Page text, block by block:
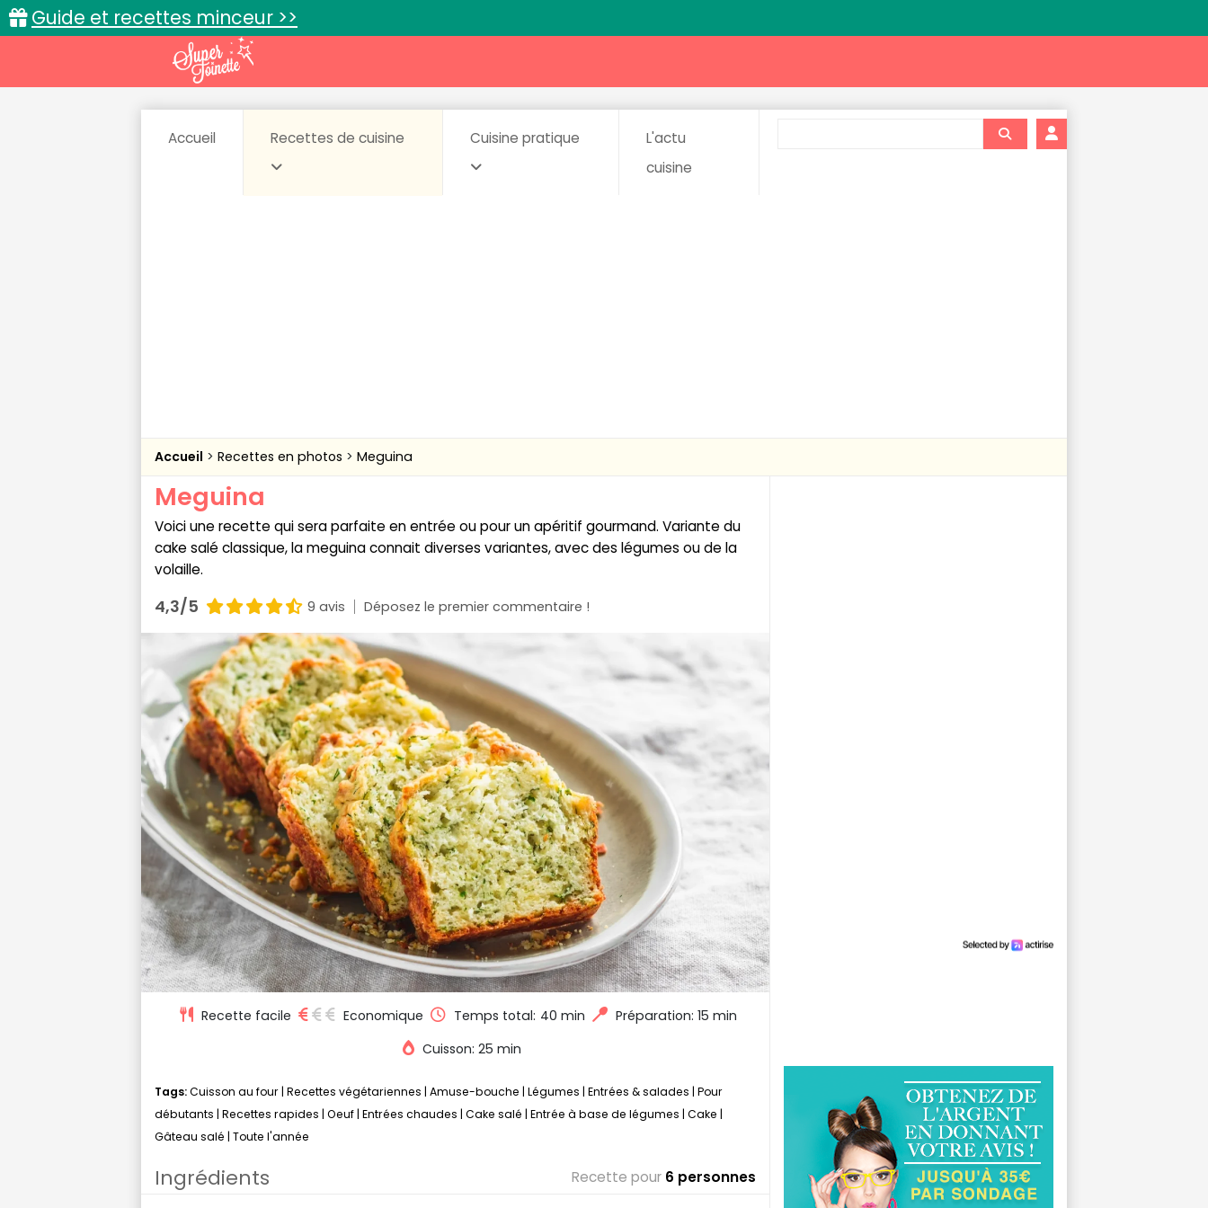
Guide et recettes minceur >>
Accueil Recettes de cuisine Cuisine pratique
L'actu
cuisine
Accueil Recettes en photos Meguina
Meguina
Voici une recette qui sera parfaite en entrée ou pour un apéritif gourmand. Variante du
cake salé classique, la meguina connait diverses variantes, avec des légumes ou de la
volaille.
4,3/5 9 avis Déposez le premier commentaire !
Recette facile Economique Temps total: 40 min
Préparation: 15 min
Cuisson: 25 min
Tags:Cuisson au four | Recettes végétariennes | Amuse-bouche | Légumes | Entrées & salades | Pour
débutants | Recettes rapides | Oeuf | Entrées chaudes | Cake salé | Entrée à base de légumes | Cake |
Gâteau salé | Toute l'année
Ingrédients Recette pour 6 personnes